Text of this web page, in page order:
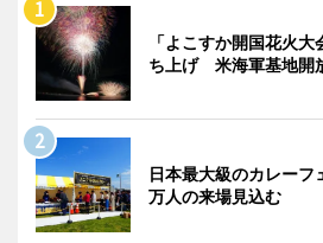
「よこすか開国花火
ち上げ 米海軍基地開
日本最大級のカレー
万人の来場見込む